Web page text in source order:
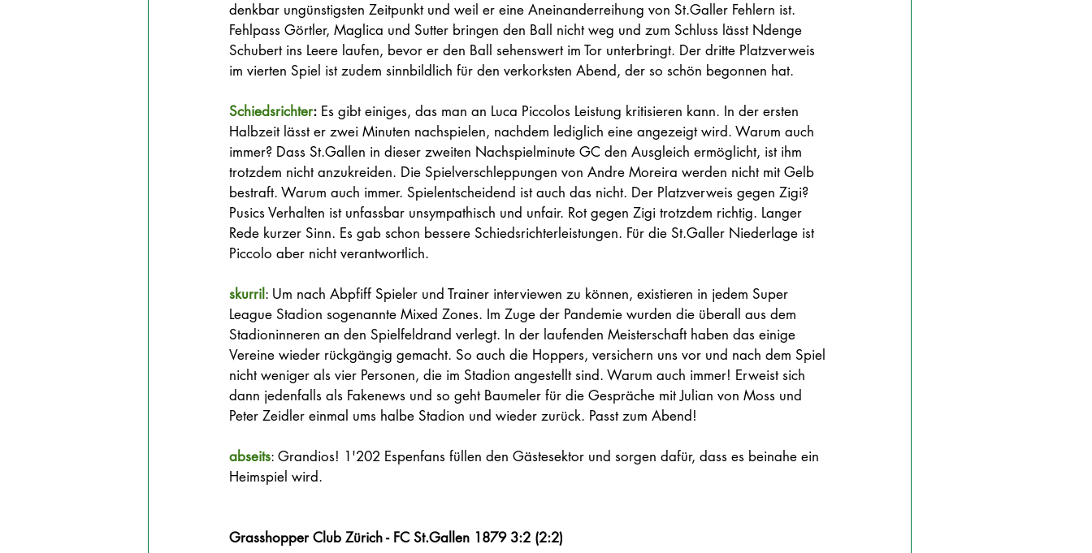
denkbar ungünstigsten Zeitpunkt und weil er eine Aneinanderreihung von St.Galler Fehlern ist.
Fehlpass Görtler, Maglica und Sutter bringen den Ball nicht weg und zum Schluss lässt Ndenge
Schubert ins Leere laufen, bevor er den Ball sehenswert im Tor unterbringt. Der dritte Platzverweis
im vierten Spiel ist zudem sinnbildlich für den verkorksten Abend, der so schön begonnen hat.
Schiedsrichter: Es gibt einiges, das man an Luca Piccolos Leistung kritisieren kann. In der ersten
Halbzeit lässt er zwei Minuten nachspielen, nachdem lediglich eine angezeigt wird. Warum auch
immer? Dass St.Gallen in dieser zweiten Nachspielminute GC den Ausgleich ermöglicht, ist ihm
trotzdem nicht anzukreiden. Die Spielverschleppungen von Andre Moreira werden nicht mit Gelb
bestraft. Warum auch immer. Spielentscheidend ist auch das nicht. Der Platzverweis gegen Zigi?
Pusics Verhalten ist unfassbar unsympathisch und unfair. Rot gegen Zigi trotzdem richtig. Langer
Rede kurzer Sinn. Es gab schon bessere Schiedsrichterleistungen. Für die St.Galler Niederlage ist
Piccolo aber nicht verantwortlich.
skurril : Um nach Abpfiff Spieler und Trainer interviewen zu können, existieren in jedem Super
League Stadion sogenannte Mixed Zones. Im Zuge der Pandemie wurden die überall aus dem
Stadioninneren an den Spielfeldrand verlegt. In der laufenden Meisterschaft haben das einige
Vereine wieder rückgängig gemacht. So auch die Hoppers, versichern uns vor und nach dem Spiel
nicht weniger als vier Personen, die im Stadion angestellt sind. Warum auch immer! Erweist sich
dann jedenfalls als Fakenews und so geht Baumeler für die Gespräche mit Julian von Moss und
Peter Zeidler einmal ums halbe Stadion und wieder zurück. Passt zum Abend!
abseits: Grandios! 1'202 Espenfans füllen den Gästesektor und sorgen dafür, dass es beinahe ein
Heimspiel wird.
Grasshopper Club Zürich - FC St.Gallen 1879 3:2 (2:2)